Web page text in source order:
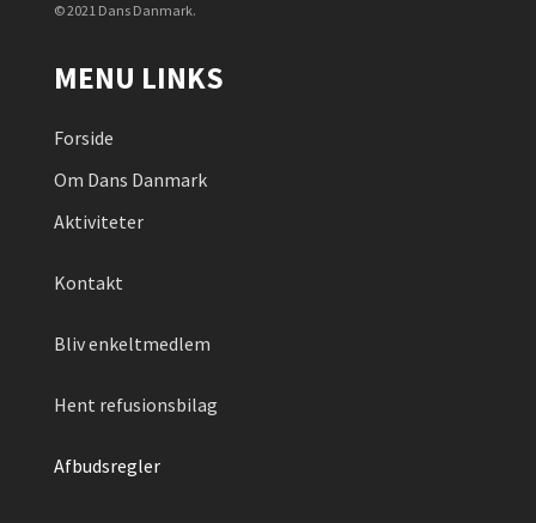
© 2021 Dans Danmark.
MENU LINKS
Forside
Om Dans Danmark
Aktiviteter
Kontakt
Bliv enkeltmedlem
Hent refusionsbilag
Afbudsregler